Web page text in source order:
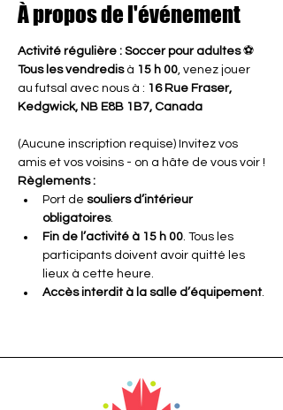
À propos de l'événement
Activité régulière : Soccer pour adultes ⚽
Tous les vendredis à 15 h 00, venez jouer
au futsal avec nous à : 16 Rue Fraser,
Kedgwick, NB E8B 1B7, Canada
(Aucune inscription requise) Invitez vos
amis et vos voisins - on a hâte de vous voir !
Règlements :
Port de souliers d’intérieur
obligatoires.
Fin de l’activité à 15 h 00. Tous les
participants doivent avoir quitté les
lieux à cette heure.
Accès interdit à la salle d’équipement.